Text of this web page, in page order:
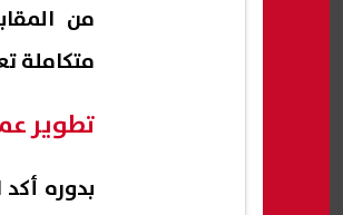
من
متكاملة
تطوير
بدوره